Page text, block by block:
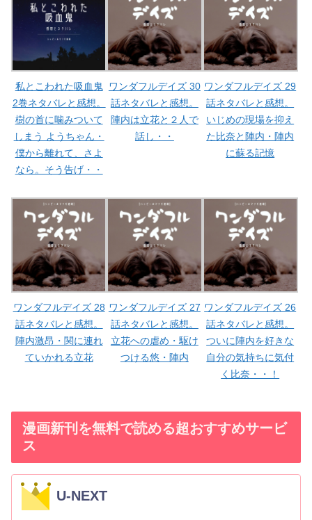
私とこわれた吸血鬼
2巻ネタバレと感想。
樹の首に噛みついて
しまう ようちゃん・
僕から離れて、さよ
なら。そう告げ・・
ワンダフルデイズ 30
話ネタバレと感想。
陣内は立花と２人で
話し・・
ワンダフルデイズ 29
話ネタバレと感想。
いじめの現場を抑え
た比奈と陣内・陣内
に蘇る記憶
ワンダフルデイズ 28
話ネタバレと感想。
陣内激昂・関に連れ
ていかれる立花
ワンダフルデイズ 27
話ネタバレと感想。
立花への虐め・駆け
つける悠・陣内
ワンダフルデイズ 26
話ネタバレと感想。
ついに陣内を好きな
自分の気持ちに気付
く比奈・・！
漫画新刊を無料で読める超おすすめサービ
ス
U-NEXT